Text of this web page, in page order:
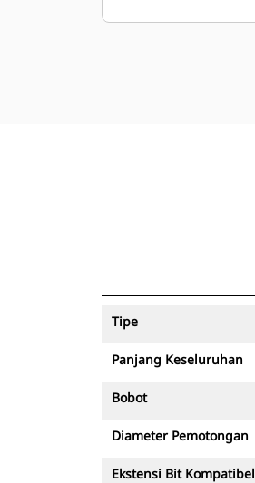
Tipe
Panjang Keseluruhan
Bobot
Diameter Pemotongan
Ekstensi Bit Kompatibel